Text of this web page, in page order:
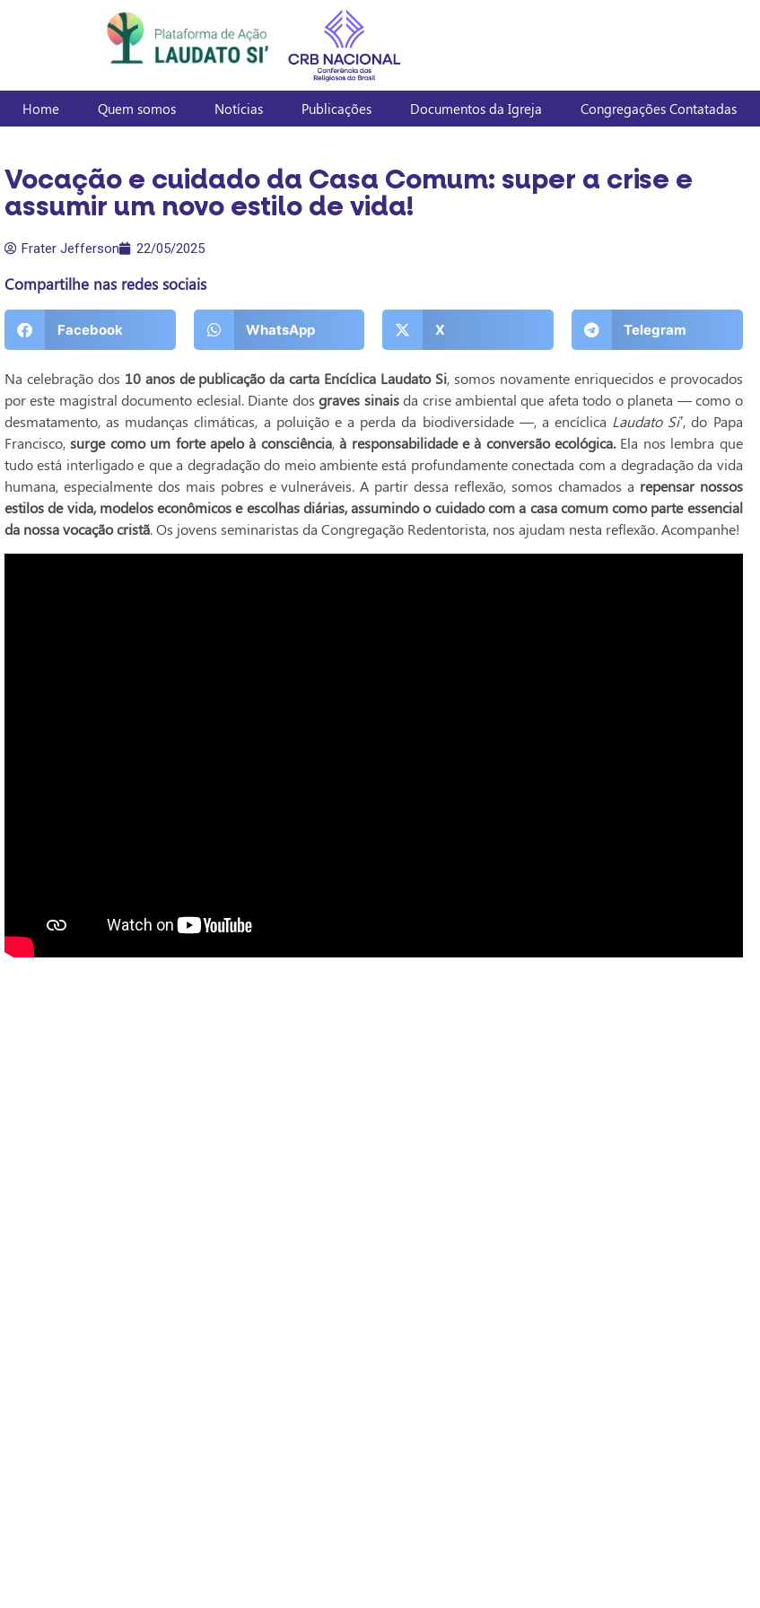
Home Quem somos Notícias Publicações Documentos da Igreja Congregações Contatadas
Vocação e cuidado da Casa Comum: super a crise e
assumir um novo estilo de vida!
Frater Jefferson 22/05/2025
Compartilhe nas redes sociais
Facebook WhatsApp X Telegram
Na celebração dos 10 anos de publicação da carta Encíclica Laudato Si, somos novamente enriquecidos e provocados
por este magistral documento eclesial. Diante dosgraves sinaisda crise ambiental que afeta todo o planeta — como o
desmatamento, as mudanças climáticas, a poluição e a perda da biodiversidade —, a encíclica Laudato Si’, do Papa
Francisco,surge como um forte apelo à consciência,à responsabilidade e à conversão ecológica.Ela nos lembra que
tudo está interligado e que a degradação do meio ambiente está profundamente conectada com a degradação da vida
humana, especialmente dos mais pobres e vulneráveis. A partir dessa reflexão, somos chamados a repensar nossos
estilos de vida, modelos econômicos e escolhas diárias, assumindo o cuidado com a casa comum como parte essencial
da nossa vocação cristã. Os jovens seminaristas da Congregação Redentorista, nos ajudam nesta reflexão. Acompanhe!